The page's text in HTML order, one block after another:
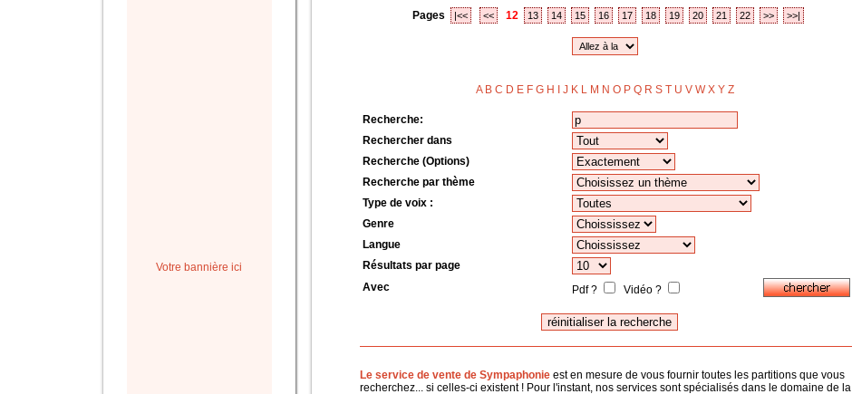
Votre bannière ici
Pages |<< << 12 13 14 15 16 17 18 19 20 21 22 >> >>|
A B C D E F G H J K L M N O P Q R S T U V W X Y Z
Recherche:
Rechercher dans
Recherche (Options)
Recherche par thème
Type de voix :
Genre
Langue
Résultats par page
Avec
Pdf ? Vidéo ?
Le service de vente de Sympaphonie est en mesure de vous fournir toutes les partitions que vous
recherchez... si celles-ci existent ! Pour l'instant, nos services sont spécialisés dans le domaine de la